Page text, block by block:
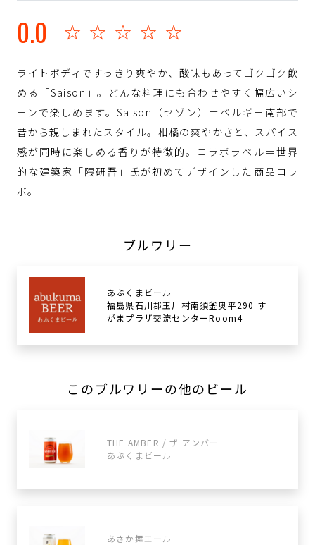
0.0 ☆☆☆☆☆
ライトボディですっきり爽やか、酸味もあってゴクゴク飲
める「Saison」。どんな料理にも合わせやすく幅広いシ
ーンで楽しめます。Saison（セゾン）＝ベルギー南部で
昔から親しまれたスタイル。柑橘の爽やかさと、スパイス
感が同時に楽しめる香りが特徴的。コラボラベル＝世界
的な建築家「隈研吾」氏が初めてデザインした商品コラ
ボ。
ブルワリー
あぶくまビール
福島県石川郡玉川村南須釜奥平290 す
がまプラザ交流センターRoom4
このブルワリーの他のビール
THE AMBER / ザ アンバー
あぶくまビール
あさか舞エール